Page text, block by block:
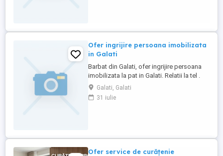
Ofer ingrijire persoana imobilizata
in Galati
Barbat din Galati, ofer ingrijire persoana
imobilizata la pat in Galati. Relatii la tel .
Galati, Galati
31 iulie
Ofer service de curățenie